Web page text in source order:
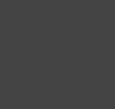
sideskjold